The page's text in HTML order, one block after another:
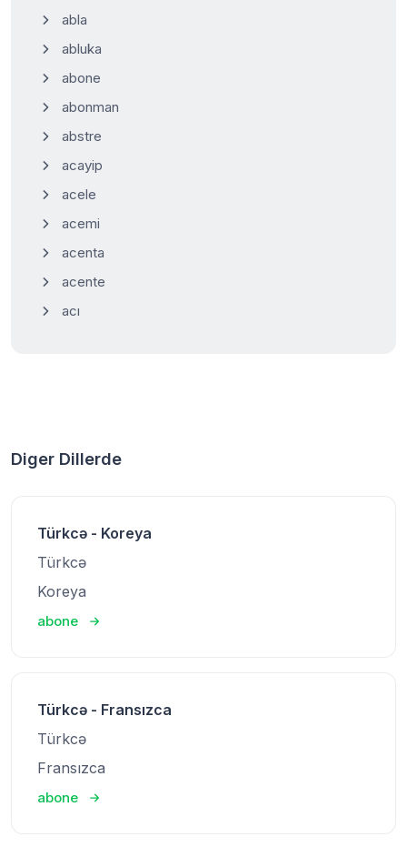
abla
abluka
abone
abonman
abstre
acayip
acele
acemi
acenta
acente
acı
Diger Dillerde
Türkcə - Koreya
Türkcə
Koreya
abone
Türkcə - Fransızca
Türkcə
Fransızca
abone